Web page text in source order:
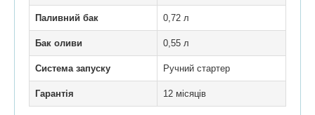
Паливний бак 0,72 л
Бак оливи 0,55 л
Система запуску Ручний стартер
Гарантія 12 місяців